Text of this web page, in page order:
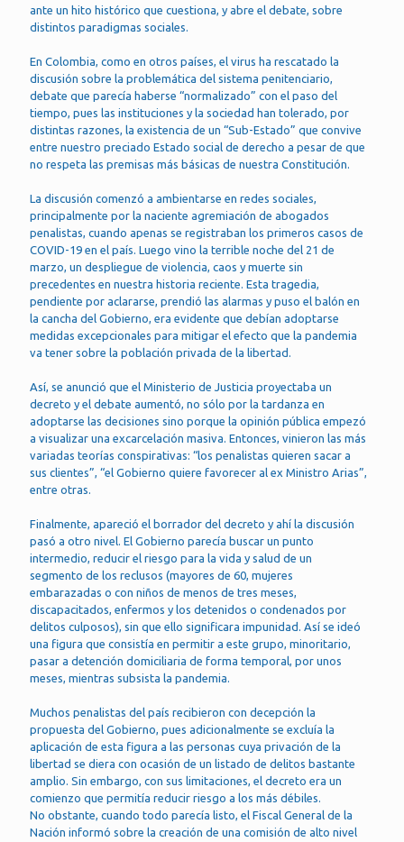
ante un hito histórico que cuestiona, y abre el debate, sobre
distintos paradigmas sociales.
En Colombia, como en otros países, el virus ha rescatado la
discusión sobre la problemática del sistema penitenciario,
debate que parecía haberse “normalizado” con el paso del
tiempo, pues las instituciones y la sociedad han tolerado, por
distintas razones, la existencia de un “Sub-Estado” que convive
entre nuestro preciado Estado social de derecho a pesar de que
no respeta las premisas más básicas de nuestra Constitución.
La discusión comenzó a ambientarse en redes sociales,
principalmente por la naciente agremiación de abogados
penalistas, cuando apenas se registraban los primeros casos de
COVID-19 en el país. Luego vino la terrible noche del 21 de
marzo, un despliegue de violencia, caos y muerte sin
precedentes en nuestra historia reciente. Esta tragedia,
pendiente por aclararse, prendió las alarmas y puso el balón en
la cancha del Gobierno, era evidente que debían adoptarse
medidas excepcionales para mitigar el efecto que la pandemia
va tener sobre la población privada de la libertad.
Así, se anunció que el Ministerio de Justicia proyectaba un
decreto y el debate aumentó, no sólo por la tardanza en
adoptarse las decisiones sino porque la opinión pública empezó
a visualizar una excarcelación masiva. Entonces, vinieron las más
variadas teorías conspirativas: “los penalistas quieren sacar a
sus clientes”, “el Gobierno quiere favorecer al ex Ministro Arias”,
entre otras.
Finalmente, apareció el borrador del decreto y ahí la discusión
pasó a otro nivel. El Gobierno parecía buscar un punto
intermedio, reducir el riesgo para la vida y salud de un
segmento de los reclusos (mayores de 60, mujeres
embarazadas o con niños de menos de tres meses,
discapacitados, enfermos y los detenidos o condenados por
delitos culposos), sin que ello significara impunidad. Así se ideó
una figura que consistía en permitir a este grupo, minoritario,
pasar a detención domiciliaria de forma temporal, por unos
meses, mientras subsista la pandemia.
Muchos penalistas del país recibieron con decepción la
propuesta del Gobierno, pues adicionalmente se excluía la
aplicación de esta figura a las personas cuya privación de la
libertad se diera con ocasión de un listado de delitos bastante
amplio. Sin embargo, con sus limitaciones, el decreto era un
comienzo que permitía reducir riesgo a los más débiles.
No obstante, cuando todo parecía listo, el Fiscal General de la
Nación informó sobre la creación de una comisión de alto nivel